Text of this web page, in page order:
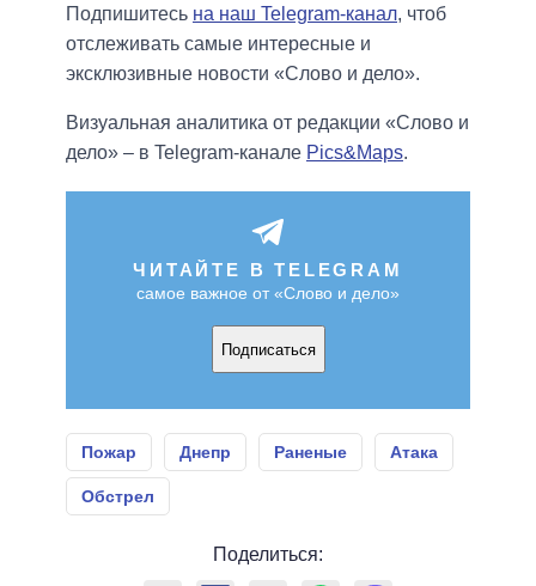
Подпишитесь на наш Telegram-канал, чтоб
отслеживать самые интересные и
эксклюзивные новости «Слово и дело».
Визуальная аналитика от редакции «Слово и
дело» – в Telegram-канале Pics&Maps.
ЧИТАЙТЕ В TELEGRAM
самое важное от «Слово и дело»
Подписаться
Пожар Днепр Раненые Атака
Обстрел
Поделиться: